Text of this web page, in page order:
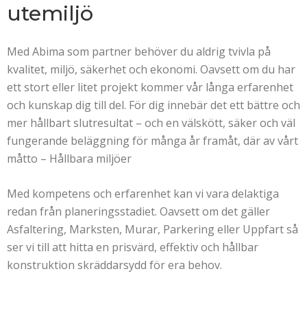
utemiljö
Med Abima som partner behöver du aldrig tvivla på
kvalitet, miljö, säkerhet och ekonomi. Oavsett om du har
ett stort eller litet projekt kommer vår långa erfarenhet
och kunskap dig till del. För dig innebär det ett bättre och
mer hållbart slutresultat – och en välskött, säker och väl
fungerande beläggning för många år framåt, där av vårt
måtto – Hållbara miljöer
Med kompetens och erfarenhet kan vi vara delaktiga
redan från planeringsstadiet. Oavsett om det gäller
Asfaltering, Marksten, Murar, Parkering eller Uppfart så
ser vi till att hitta en prisvärd, effektiv och hållbar
konstruktion skräddarsydd för era behov.